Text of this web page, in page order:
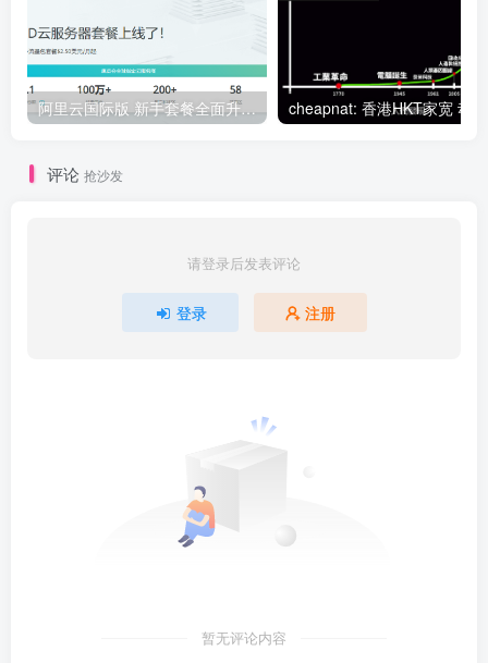
阿里云国际版 新手套餐全面升级（2.0版）新加坡等海外节点 最低2.5美元/月 T5实例 1核 512M内存 30M宽带 1T定向流量 限时特价
评论 抢沙发
请登录后发表评论
登录 注册
暂无评论内容